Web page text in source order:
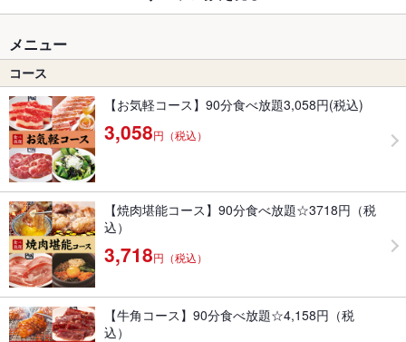
メニュー
コース
【お気軽コース】90分食べ放題3,058円(税込)
3,058円（税込）
【焼肉堪能コース】90分食べ放題☆3718円（税
込）
3,718円（税込）
【牛角コース】90分食べ放題☆4,158円（税
込）